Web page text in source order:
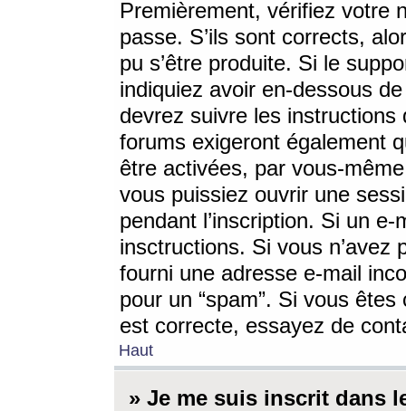
Premièrement, vérifiez votre
passe. S’ils sont corrects,
pu s’être produite. Si le
indiquiez avoir en-dessous
devrez suivre les
forums exigeront également
être activées, par vous-
vous puissiez ouvrir une
pendant l’inscription. Si un
insctructions. Si vous n’avez
fourni une adresse e-mail
pour un “spam”. Si vous
est correcte, essayez de
Haut
» Je me suis inscrit dans